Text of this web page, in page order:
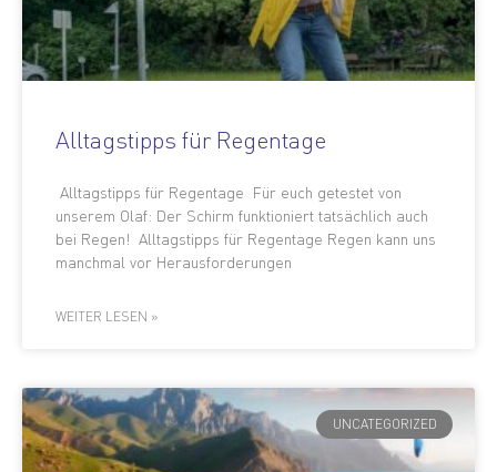
Alltagstipps für Regentage
Alltagstipps für Regentage Für euch getestet von
unserem Olaf: Der Schirm funktioniert tatsächlich auch
bei Regen! Alltagstipps für Regentage Regen kann uns
manchmal vor Herausforderungen
WEITER LESEN »
UNCATEGORIZED